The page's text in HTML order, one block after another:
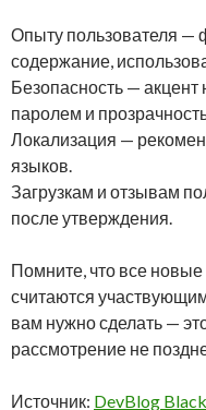
Опыту пользователя —
содержание,
Безопасность —
паролем и
Локализация —
языков.
Загрузкам и отзывам
после утверждения.
Помните, что все
считаются
вам нужно сделать —
рассмотрение не
Источник: DevBlog